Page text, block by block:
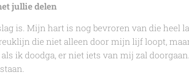
jullie delen
is. Mijn hart is nog bevroren van die heel
die niet alleen door mijn lijf loopt,
ik doodga, er niet iets van mij zal